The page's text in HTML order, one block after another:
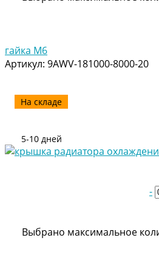
-
Выбрано максимальное
гайка M6
Артикул: 9AWV-181000-8000-20
На складе
5-10 дней